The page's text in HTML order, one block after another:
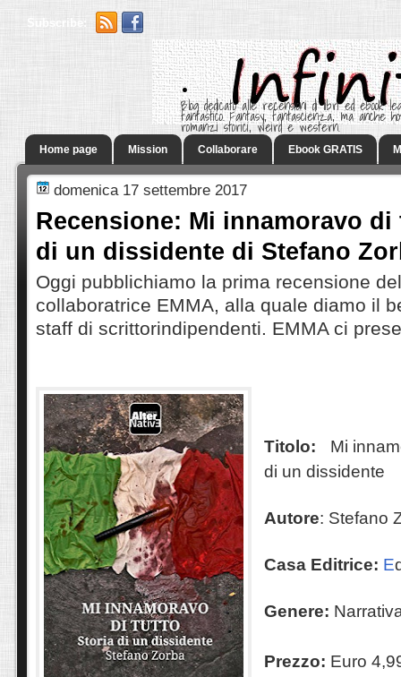
Subscribe:
.
Blog dedicato alle recensioni di libri ed ebook
fantastico. Fantasy, fantascienza, ma anche
romanzi storici, weird e western.
Home page Mission Collaborare Ebook GRATIS
domenica 17 settembre 2017
Recensione: Mi innamoravo
di un dissidente di Stefano
Oggi pubblichiamo la prima recensione
collaboratrice EMMA, alla quale diamo il
staff di scrittorindipendenti. EMMA ci
Titolo:
Mi
di un dissidente
Autore: Stefano
Casa Editrice: E
Genere:
Prezzo: Euro